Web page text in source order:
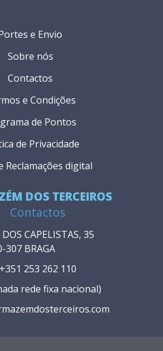
DOS TERCEIROS
Contactos
DOS CAPELISTAS, 35
307 BRAGA
+351 253 262 110
rede fixa nacional)
e Envio
Sobre nós
Contactos
e Condições
de Pontos
de Privacidade
Reclamações digital